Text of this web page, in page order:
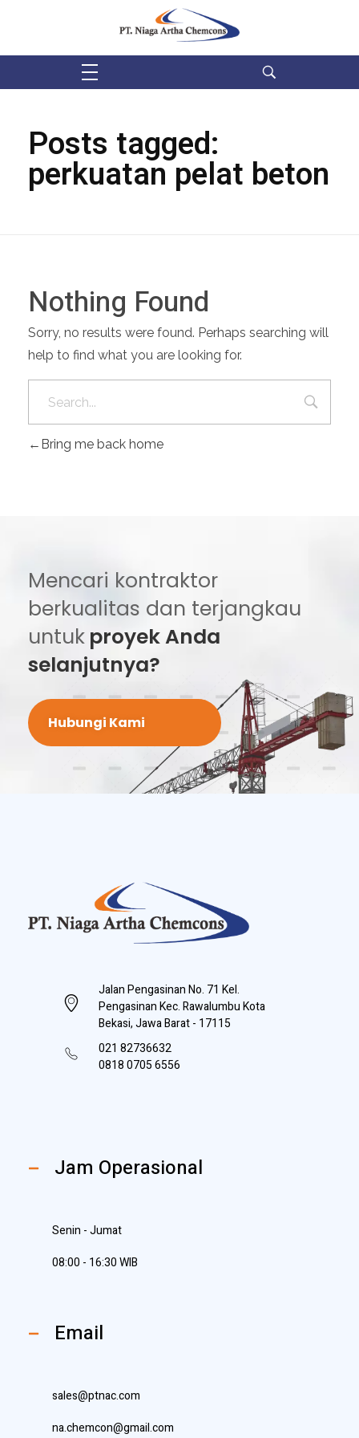
PT Niaga Artha Chemcons
Posts tagged:
perkuatan pelat beton
Nothing Found
Sorry, no results were found. Perhaps searching will
help to find what you are looking for.
Bring me back home
Mencari kontraktor
berkualitas dan terjangkau
untuk proyek Anda
selanjutnya?
Hubungi Kami
Jalan Pengasinan No. 71 Kel.
Pengasinan Kec. Rawalumbu Kota
Bekasi, Jawa Barat - 17115
021 82736632
0818 0705 6556
Jam Operasional
Senin - Jumat
08:00 - 16:30 WIB
Email
sales@ptnac.com
na.chemcon@gmail.com